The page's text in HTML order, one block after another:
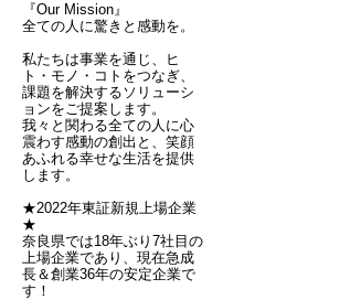
『Our Mission』
全ての人に驚きと感動を。
私たちは事業を通じ、ヒ
ト・モノ・コトをつなぎ、
課題を解決するソリューシ
ョンをご提案します。
我々と関わる全ての人に心
震わす感動の創出と、笑顔
あふれる幸せな生活を提供
します。
★2022年東証新規上場企業
★
奈良県では18年ぶり7社目の
上場企業であり、現在急成
長＆創業36年の安定企業で
す！